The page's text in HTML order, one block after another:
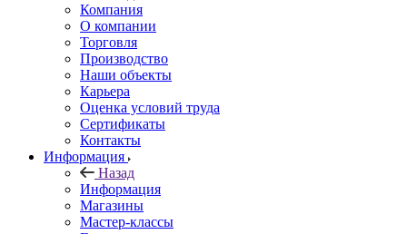
Компания
О компании
Торговля
Производство
Наши объекты
Карьера
Оценка условий труда
Сертификаты
Контакты
Информация
Назад
Информация
Магазины
Мастер-классы